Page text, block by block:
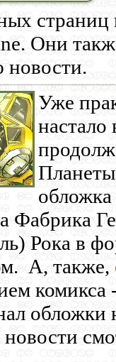
Они
новости.
Уже
настало
Фабрика
Рока в
А, также,
комикса
обложки
новости